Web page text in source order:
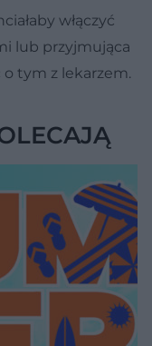
włączyć
lub przyjmująca
tym z lekarzem.